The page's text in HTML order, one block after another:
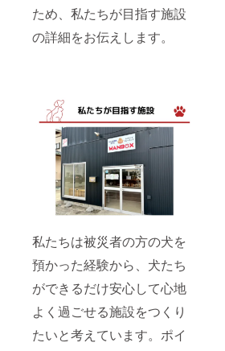
ため、私たちが目指す施設
の詳細をお伝えします。
私たちは被災者の方の犬を
預かった経験から、犬たち
ができるだけ安心して心地
よく過ごせる施設をつくり
たいと考えています。ポイ